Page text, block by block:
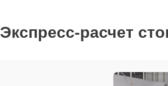
Экспресс-расчет